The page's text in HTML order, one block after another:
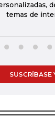
temas de
SUSCRÍBASE